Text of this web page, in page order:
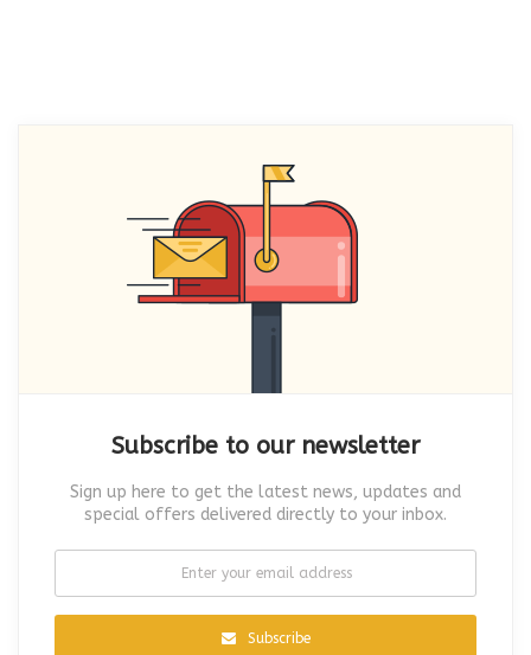
Subscribe to our newsletter
Sign up here to get the latest news, updates and
special offers delivered directly to your inbox.
Subscribe